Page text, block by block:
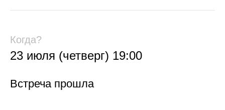
Когда?
23 июля (четверг) 19:00
Встреча прошла